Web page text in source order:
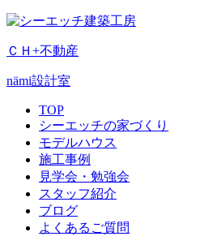
ＣＨ+不動産
nämi設計室
TOP
シーエッチの家づくり
モデルハウス
施工事例
見学会・勉強会
スタッフ紹介
ブログ
よくあるご質問